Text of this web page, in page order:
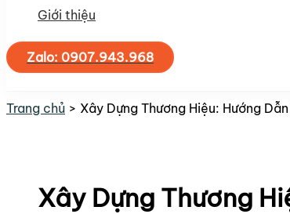
Giới thiệu
Zalo: 0907.943.968
kiếm
Trang chủ Xây Dựng Thương Hiệu: Hướng
Xây Dựng Thương